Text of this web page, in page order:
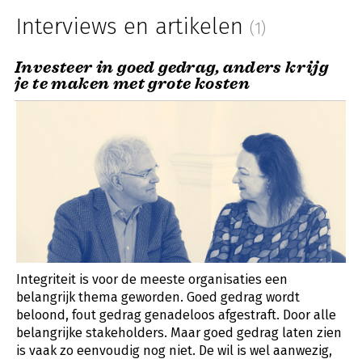
Interviews en artikelen (1)
Investeer in goed gedrag, anders krijg
je te maken met grote kosten
Integriteit is voor de meeste organisaties een
belangrijk thema geworden. Goed gedrag wordt
beloond, fout gedrag genadeloos afgestraft. Door alle
belangrijke stakeholders. Maar goed gedrag laten zien
is vaak zo eenvoudig nog niet. De wil is wel aanwezig,